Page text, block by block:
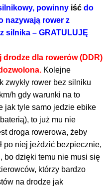
powinny iść do
nazywają rower z
silnika – GRATULUJĘ
dla rowerów (DDR)
Kolejne
zwykły rower bez silniku
h gdy warunki na to
jak tyle samo jedzie ebike
to już mu nie
droga rowerowa, żeby
po niej jeździć bezpiecznie,
bo dzięki temu nie musi się
którzy bardzo
na drodze jak